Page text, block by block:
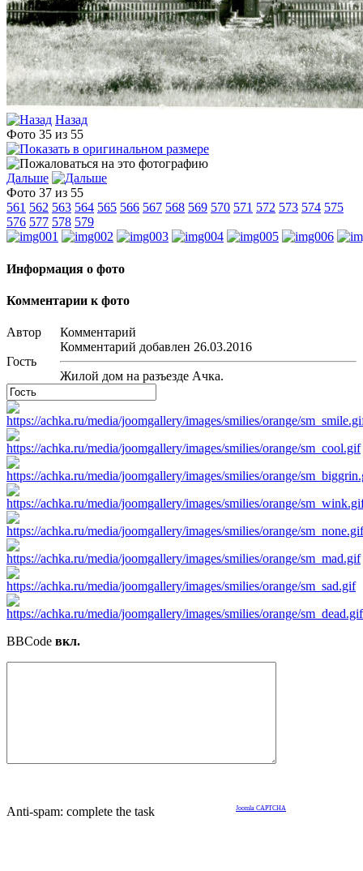
Назад
Фото 35 из 55
Дальше
Фото 37 из 55
561 562 563 564 565 566 567 568 569 570 571 572 573 574 575
576 577 578 579
Информация о фото
Комментарии к фото
Автор Комментарий
Гость
Комментарий добавлен 26.03.2016
Жилой дом на разъезде Ачка.
BBCode вкл.
Anti-spam: complete the task Joomla CAPTCHA